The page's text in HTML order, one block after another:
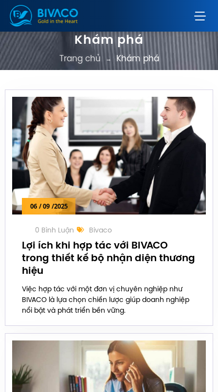
Khám phá
Trang chủ → Khám phá
06 / 09 /2025
0 Bình Luận Bivaco
Lợi ích khi hợp tác với BIVACO
trong thiết kế bộ nhận diện thương
hiệu
Việc hợp tác với một đơn vị chuyên nghiệp như
BIVACO là lựa chọn chiến lược giúp doanh nghiệp
nổi bật và phát triển bền vững.